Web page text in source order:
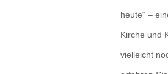
heute“ –
Kirche und
vielleicht